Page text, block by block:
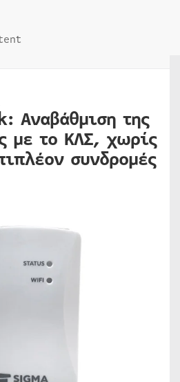
Αναβάθμιση της
με το ΚΛΣ, χωρίς
συνδρομές